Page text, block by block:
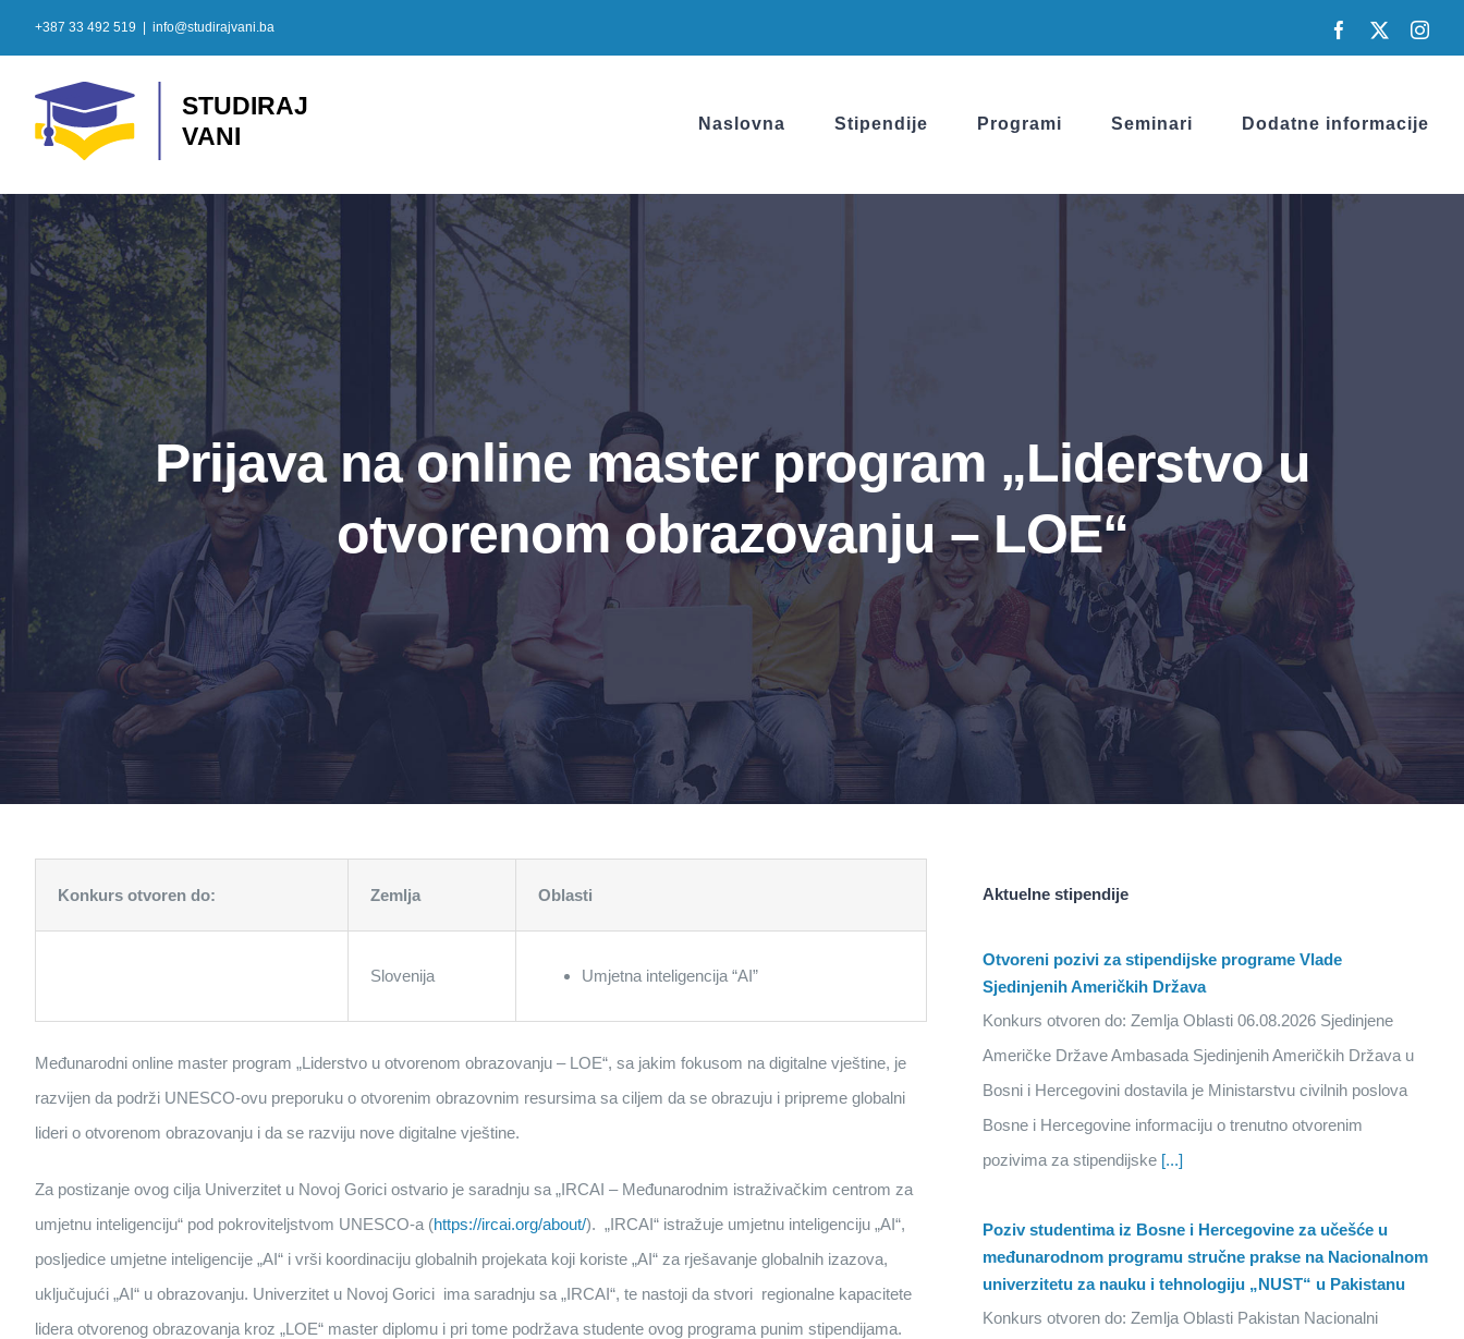
+387 33 492 519 info@studirajvani.ba Facebook
Naslovna Stipendije Programi Seminari Dodatne informacije
Prijava na online master program „Liderstvo u
otvorenom obrazovanju – LOE“
Konkurs otvoren do: Zemlja Oblasti
Slovenija Umjetna inteligencija “AI”
Međunarodni online master program „Liderstvo u otvorenom obrazovanju – LOE“, sa jakim fokusom na digitalne vještine, je
razvijen da podrži UNESCO-ovu preporuku o otvorenim obrazovnim resursima sa ciljem da se obrazuju i pripreme globalni
lideri o otvorenom obrazovanju i da se razviju nove digitalne vještine.
Za postizanje ovog cilja Univerzitet u Novoj Gorici ostvario je saradnju sa „IRCAI – Međunarodnim istraživačkim centrom za
umjetnu inteligenciju“ pod pokroviteljstvom UNESCO-a (https://ircai.org/about/). „IRCAI“ istražuje umjetnu inteligenciju „AI“,
posljedice umjetne inteligencije „AI“ i vrši koordinaciju globalnih projekata koji koriste „AI“ za rješavanje globalnih izazova,
uključujući „AI“ u obrazovanju. Univerzitet u Novoj Gorici ima saradnju sa „IRCAI“, te nastoji da stvori regionalne kapacitete
lidera otvorenog obrazovanja kroz „LOE“ master diplomu i pri tome podržava studente ovog programa punim stipendijama.
Aktuelne stipendije
Otvoreni pozivi za stipendijske programe Vlade
Sjedinjenih Američkih Država
Konkurs otvoren do: Zemlja Oblasti 06.08.2026 Sjedinjene
Američke Države Ambasada Sjedinjenih Američkih Država u
Bosni i Hercegovini dostavila je Ministarstvu civilnih poslova
Bosne i Hercegovine informaciju o trenutno otvorenim
pozivima za stipendijske [...]
Poziv studentima iz Bosne i Hercegovine za učešće u
međunarodnom programu stručne prakse na Nacionalnom
univerzitetu za nauku i tehnologiju „NUST“ u Pakistanu
Konkurs otvoren do: Zemlja Oblasti Pakistan Nacionalni